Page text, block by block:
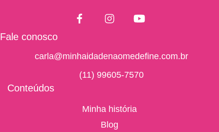
Fale conosco
carla@minhaidadenaomedefine.com.br
(11) 99605-7570
Conteúdos
Minha história
Blog